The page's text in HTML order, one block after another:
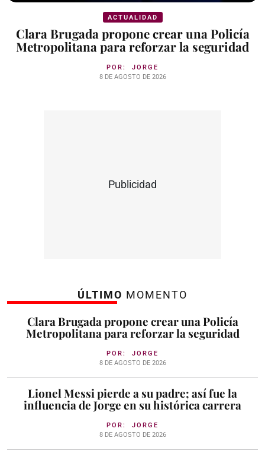
ACTUALIDAD
Clara Brugada propone crear una Policía
Metropolitana para reforzar la seguridad
POR: JORGE
8 DE AGOSTO DE 2026
Publicidad
ÚLTIMO MOMENTO
Clara Brugada propone crear una Policía
Metropolitana para reforzar la seguridad
POR: JORGE
8 DE AGOSTO DE 2026
Lionel Messi pierde a su padre; así fue la
influencia de Jorge en su histórica carrera
POR: JORGE
8 DE AGOSTO DE 2026